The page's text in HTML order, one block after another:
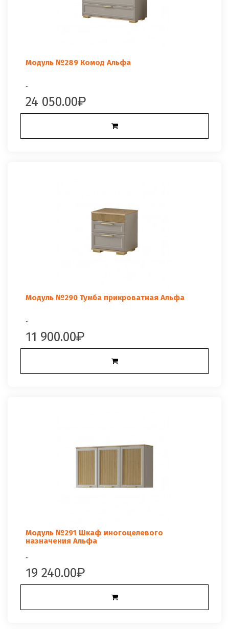
Модуль №289 Комод Альфа
..
24 050.00
Модуль №290 Тумба прикроватная Альфа
..
11 900.00
Модуль №291 Шкаф многоцелевого
назначения Альфа
..
19 240.00